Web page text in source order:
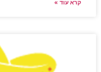
קרא עוד »